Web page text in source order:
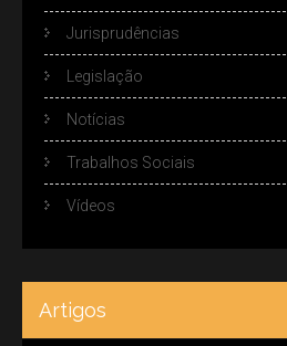
Jurisprudências
Legislação
Notícias
Trabalhos Sociais
Vídeos
Artigos